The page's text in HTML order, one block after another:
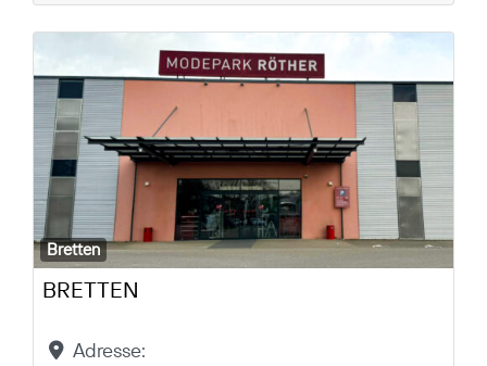
Bretten
BRETTEN
Adresse: